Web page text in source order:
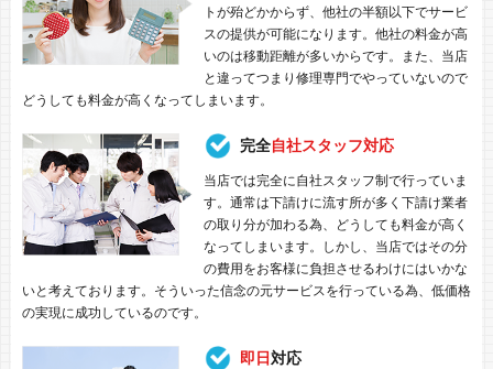
トが殆どかからず、他社の半額以下でサービ
スの提供が可能になります。他社の料金が高
いのは移動距離が多いからです。また、当店
と違ってつまり修理専門でやっていないので
どうしても料金が高くなってしまいます。
完全自社スタッフ対応
当店では完全に自社スタッフ制で行っていま
す。通常は下請けに流す所が多く下請け業者
の取り分が加わる為、どうしても料金が高く
なってしまいます。しかし、当店ではその分
の費用をお客様に負担させるわけにはいかな
いと考えております。そういった信念の元サービスを行っている為、低価格
の実現に成功しているのです。
即日対応